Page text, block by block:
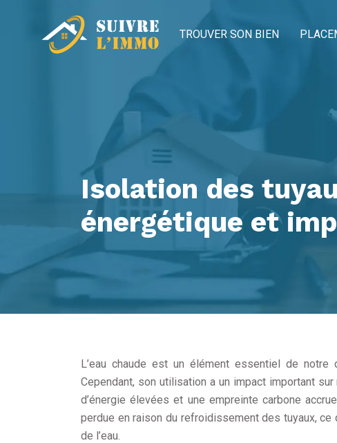
TROUVER SON BIEN
Isolation des
énergétique et
L’eau chaude est un élément essentiel de
Cependant, son utilisation a un impact important
d’énergie élevées et une empreinte carbone
perdue en raison du refroidissement des tuyaux,
de l’eau.